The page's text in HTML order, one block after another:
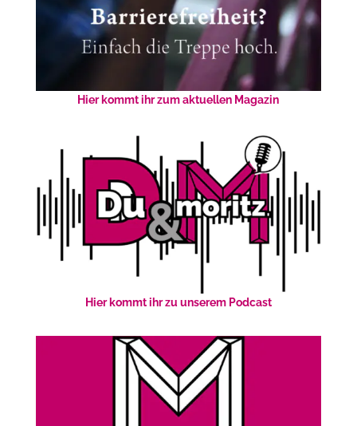
Hier kommt ihr zum aktuellen Magazin
Hier kommt ihr zu unserem Podcast